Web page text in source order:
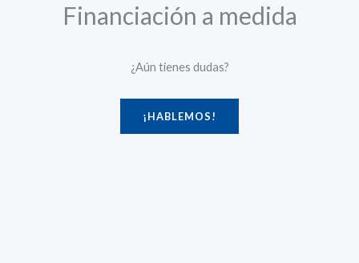
Financiación a medida
¿Aún tienes dudas?
¡HABLEMOS!